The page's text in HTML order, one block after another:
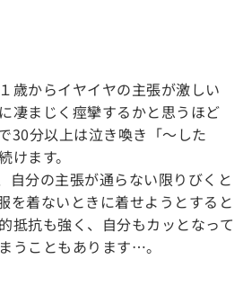
歳からイヤイヤの主張が激しい
凄まじく痙攣するかと思うほど
30分以上は泣き喚き「～した
けます。
自分の主張が通らない限りびくと
を着ないときに着せようとすると
抵抗も強く、自分もカッとなって
うこともあります…。